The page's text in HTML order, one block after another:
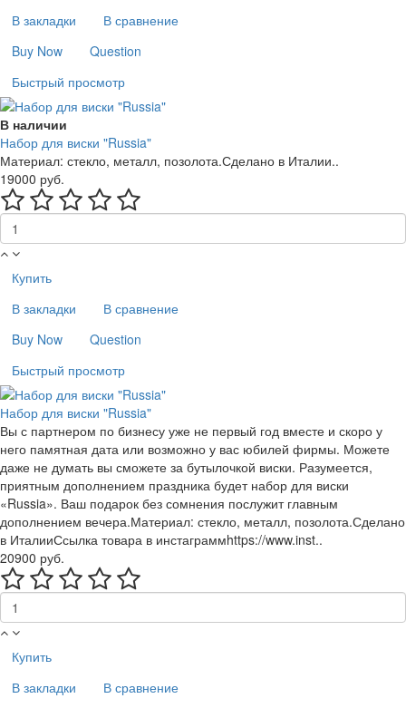
В закладки
В сравнение
Buy Now
Question
Быстрый просмотр
В наличии
Набор для виски "Russia"
Материал: стекло, металл, позолота.Сделано в Италии..
19000 руб.
Купить
В закладки
В сравнение
Buy Now
Question
Быстрый просмотр
Набор для виски "Russia"
Вы с партнером по бизнесу уже не первый год вместе и скоро у
него памятная дата или возможно у вас юбилей фирмы. Можете
даже не думать вы сможете за бутылочкой виски. Разумеется,
приятным дополнением праздника будет набор для виски
«Russia». Ваш подарок без сомнения послужит главным
дополнением вечера.Материал: стекло, металл, позолота.Сделано
в ИталииСсылка товара в инстаграммhttps://www.inst..
20900 руб.
Купить
В закладки
В сравнение